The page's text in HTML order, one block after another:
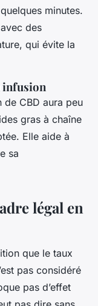
minutes.
des
qui évite la
infusion
de CBD aura peu
gras à chaîne
Elle aide à
sa
légal en
que le taux
pas considéré
pas d’effet